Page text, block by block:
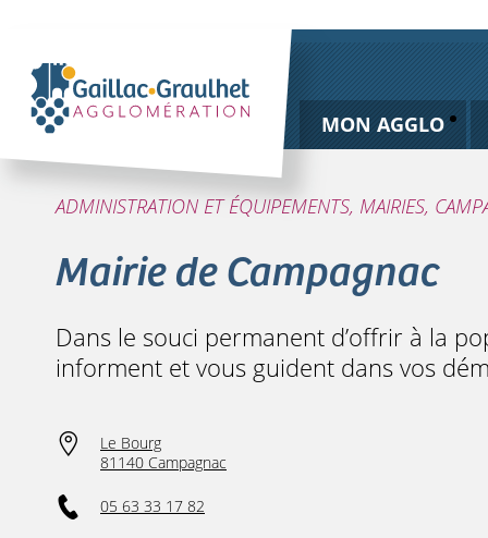
MON AGGLO
ADMINISTRATION ET ÉQUIPEMENTS, MAIRIES,
Mairie de Campagnac
Dans le souci permanent d’offrir à la
informent et vous guident dans vos
Le Bourg
81140 Campagnac
05 63 33 17 82